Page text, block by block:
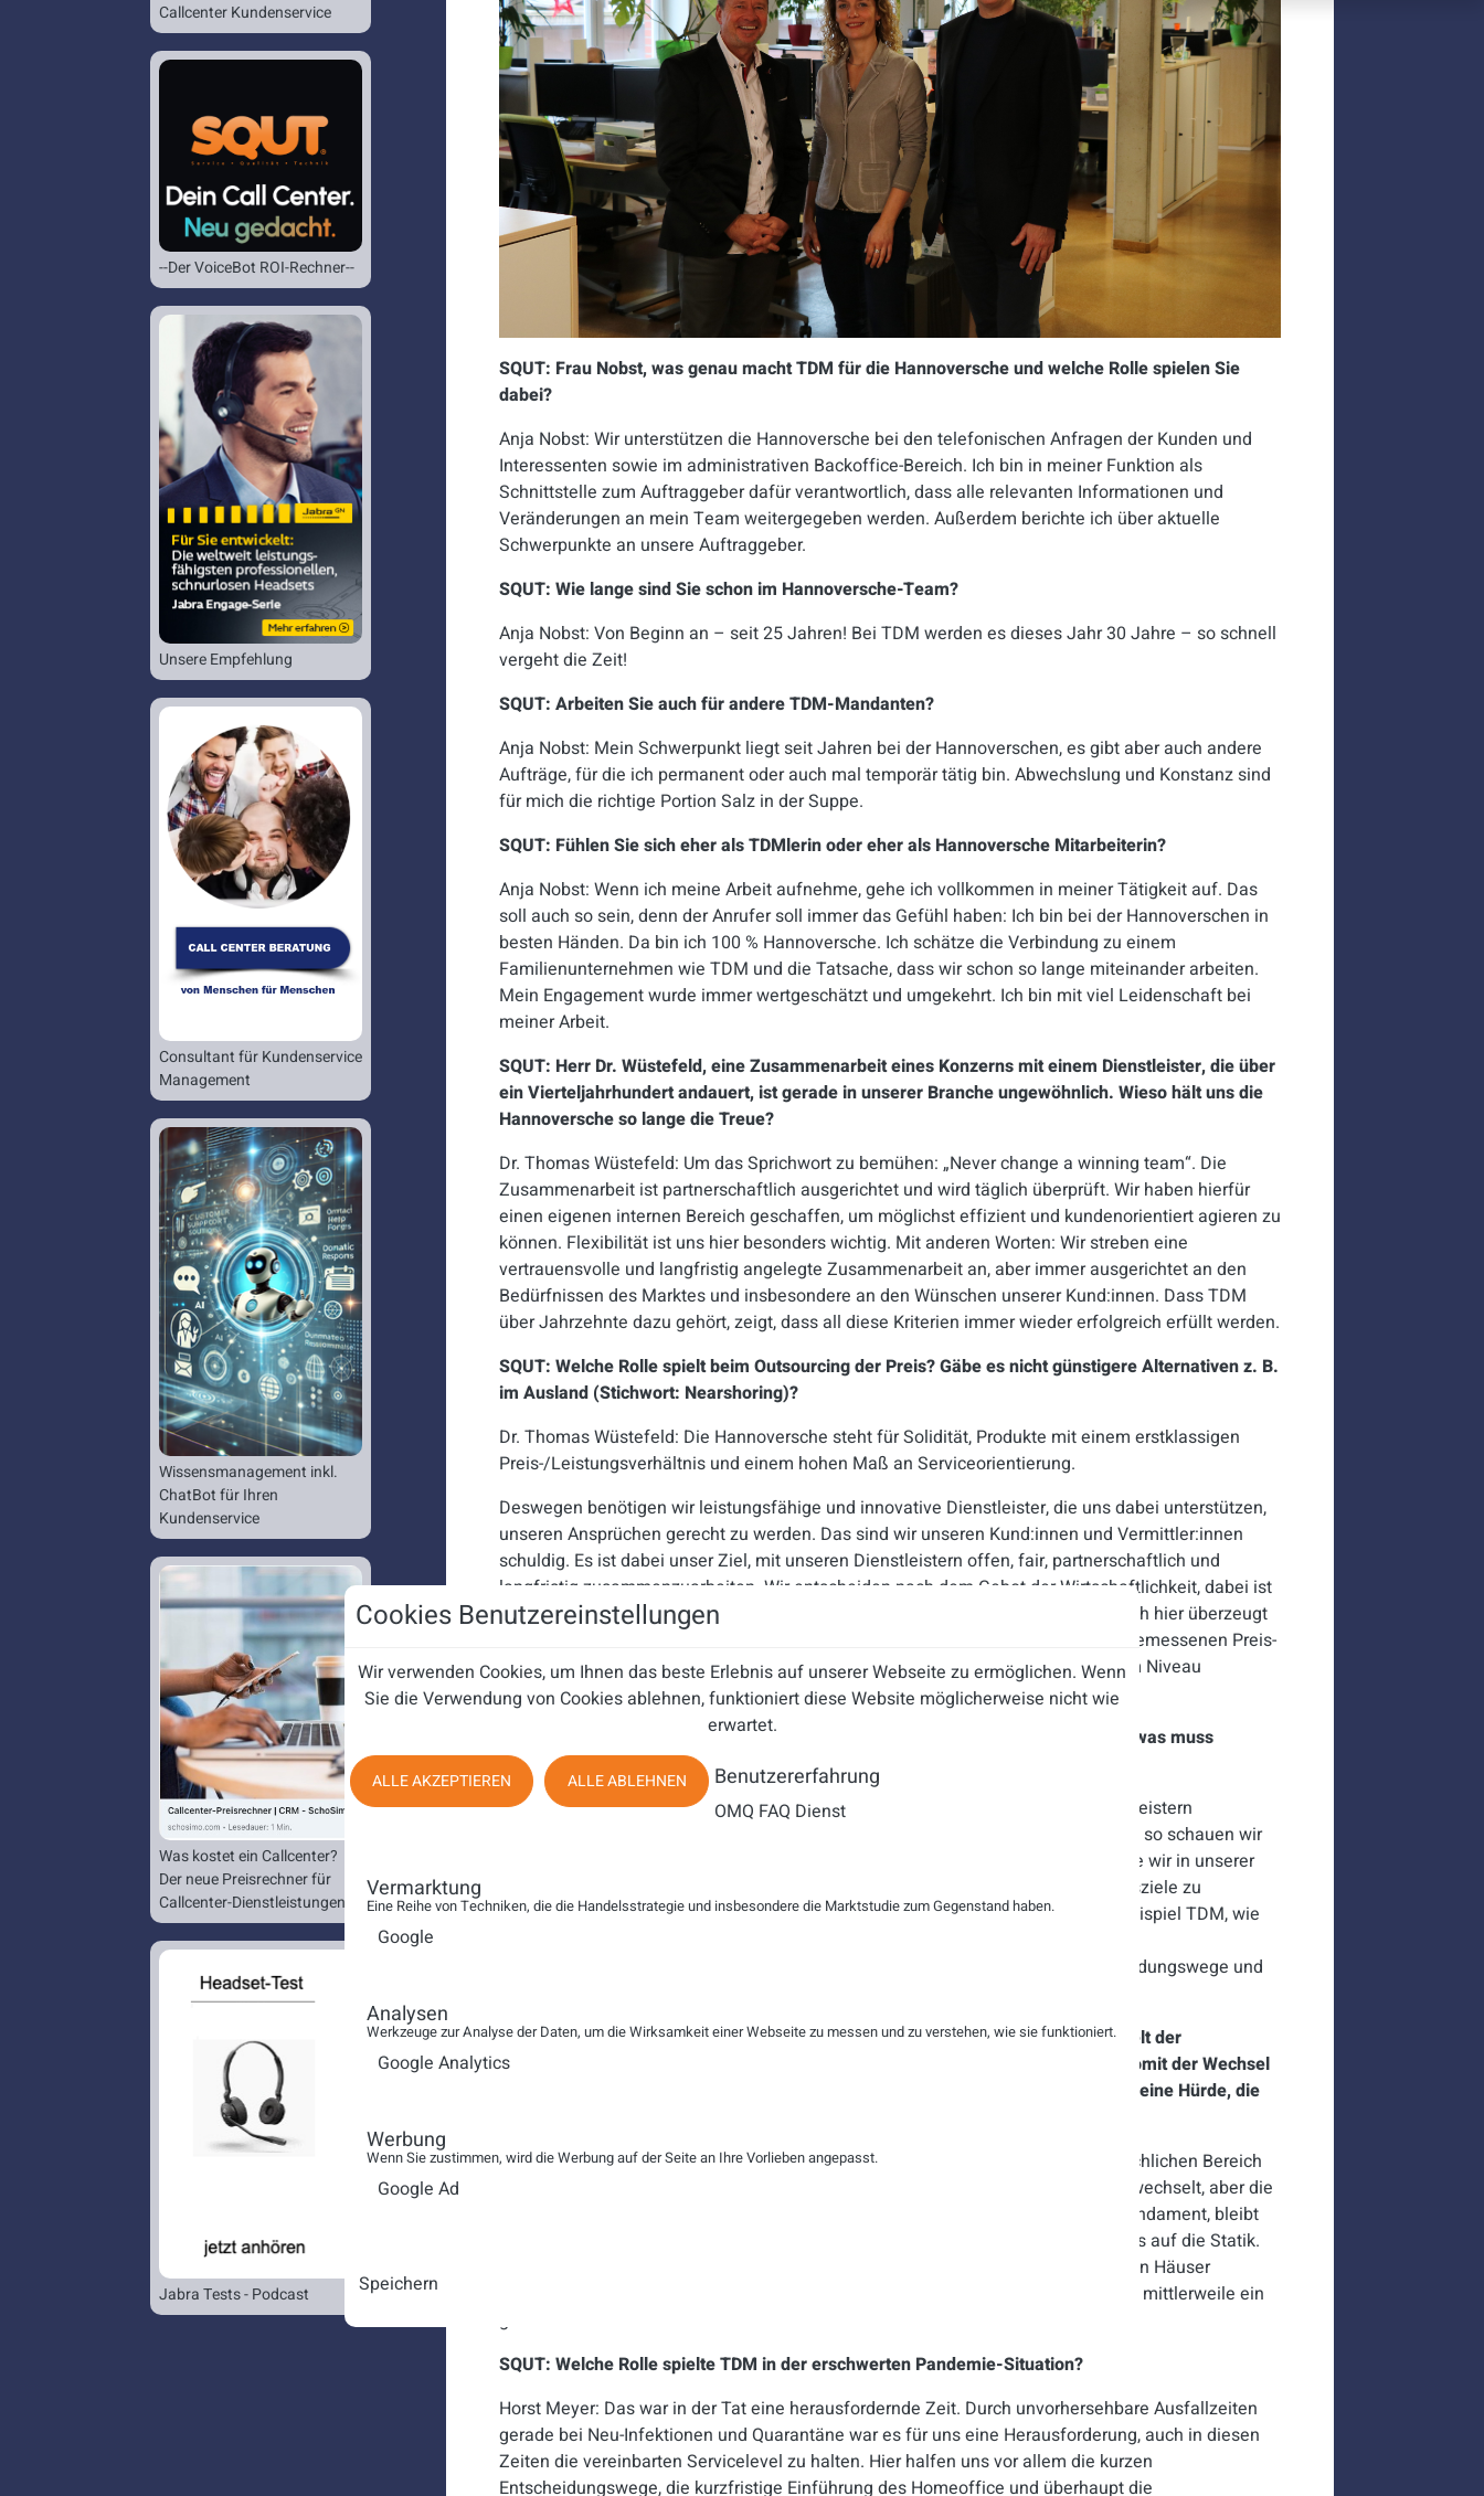
SQUT: Frau Nobst, was genau macht TDM für die Hannoversche und welche Rolle spielen Sie
dabei?
Anja Nobst: Wir unterstützen die Hannoversche bei den telefonischen Anfragen der Kunden und
Interessenten sowie im administrativen Backoffice-Bereich. Ich bin in meiner Funktion als
Schnittstelle zum Auftraggeber dafür verantwortlich, dass alle relevanten Informationen und
Veränderungen an mein Team weitergegeben werden. Außerdem berichte ich über aktuelle
Schwerpunkte an unsere Auftraggeber.
SQUT: Wie lange sind Sie schon im Hannoversche-Team?
Anja Nobst: Von Beginn an – seit 25 Jahren! Bei TDM werden es dieses Jahr 30 Jahre – so schnell
vergeht die Zeit!
SQUT: Arbeiten Sie auch für andere TDM-Mandanten?
Anja Nobst: Mein Schwerpunkt liegt seit Jahren bei der Hannoverschen, es gibt aber auch andere
Aufträge, für die ich permanent oder auch mal temporär tätig bin. Abwechslung und Konstanz sind
für mich die richtige Portion Salz in der Suppe.
SQUT: Fühlen Sie sich eher als TDMlerin oder eher als Hannoversche Mitarbeiterin?
Anja Nobst: Wenn ich meine Arbeit aufnehme, gehe ich vollkommen in meiner Tätigkeit auf. Das
soll auch so sein, denn der Anrufer soll immer das Gefühl haben: Ich bin bei der Hannoverschen in
besten Händen. Da bin ich 100 % Hannoversche. Ich schätze die Verbindung zu einem
Familienunternehmen wie TDM und die Tatsache, dass wir schon so lange miteinander arbeiten.
Mein Engagement wurde immer wertgeschätzt und umgekehrt. Ich bin mit viel Leidenschaft bei
meiner Arbeit.
SQUT: Herr Dr. Wüstefeld, eine Zusammenarbeit eines Konzerns mit einem Dienstleister, die über
ein Vierteljahrhundert andauert, ist gerade in unserer Branche ungewöhnlich. Wieso hält uns die
Hannoversche so lange die Treue?
Dr. Thomas Wüstefeld: Um das Sprichwort zu bemühen: „Never change a winning team“. Die
Zusammenarbeit ist partnerschaftlich ausgerichtet und wird täglich überprüft. Wir haben hierfür
einen eigenen internen Bereich geschaffen, um möglichst effizient und kundenorientiert agieren zu
können. Flexibilität ist uns hier besonders wichtig. Mit anderen Worten: Wir streben eine
vertrauensvolle und langfristig angelegte Zusammenarbeit an, aber immer ausgerichtet an den
Bedürfnissen des Marktes und insbesondere an den Wünschen unserer Kund:innen. Dass TDM
über Jahrzehnte dazu gehört, zeigt, dass all diese Kriterien immer wieder erfolgreich erfüllt werden.
SQUT: Welche Rolle spielt beim Outsourcing der Preis? Gäbe es nicht günstigere Alternativen z. B.
im Ausland (Stichwort: Nearshoring)?
Dr. Thomas Wüstefeld: Die Hannoversche steht für Solidität, Produkte mit einem erstklassigen
Preis-/Leistungsverhältnis und einem hohen Maß an Serviceorientierung.
Deswegen benötigen wir leistungsfähige und innovative Dienstleister, die uns dabei unterstützen,
unseren Ansprüchen gerecht zu werden. Das sind wir unseren Kund:innen und Vermittler:innen
schuldig. Es ist dabei unser Ziel, mit unseren Dienstleistern offen, fair, partnerschaftlich und
langfristig zusammenzuarbeiten. Wir entscheiden nach dem Gebot der Wirtschaftlichkeit, dabei ist
der Preis nicht das alleinige Argument, das Gesamtpaket muss stimmen. Und auch hier überzeugt
TDM über lange Jahre hinweg. Als qualitativ hochwertiger Partner mit einem angemessenen Preis-
Leistungs-Verhältnis liefert TDM gute Gründe, die Zusammenarbeit auf höchstem Niveau
fortzusetzen.
SQUT: Herr Meyer, steuern Sie neben TDM auch noch weitere Dienstleister und was muss
passieren, dass Sie diese in Frage stellen oder gar austauschen?
Horst Meyer: Als Leiter des Steuerungsteams arbeite ich eng mit diversen Dienstleistern
zusammen. Auch wenn wir eine langjährige enge Partnerschaft mit TDM pflegen, so schauen wir
uns als professionell agierender Versicherer immer wieder auf dem Markt um, wie wir in unserer
Kundenkommunikation tatkräftig unterstützt werden können, um unsere Vertriebsziele zu
übertreffen und unsere Kundenbeziehungen zu verbessern. Hier zeigt sich am Beispiel TDM, wie
urze Entscheidungswege und
SQUT: Eine große Rolle bei vertrauensvoller, erfolgreicher Zusammenarbeit spielt der
zwischenmenschliche Kontakt zwischen Auftraggeber und Dienstleister. Wäre somit der Wechsel
der Ansprechpartner (z. B. wegen Fluktuation) ein Showstopper oder zumindest eine Hürde, die
Horst Meyer: Absolut richtig! Die Chemie muss stimmen, auch im zwischenmenschlichen Bereich
der Ansprechpartner:innen. In über 25 Jahren haben diese natürlich auch mal gewechselt, aber die
Grundlage ist konstant geblieben. Das ist wie bei einem Hausbau: Stimmt das Fundament, bleibt
das Haus bei jedem Sturm stabil und kleine Veränderungen haben keinen Einfluss auf die Statik.
Wichtig ist: Dietmar und Anja sind seit Beginn der Zusammenarbeit unserer beiden Häuser
Uns verbindet mittlerweile ein
großes Maß an Vertrauen und freundschaftlicher Partnerschaft.
SQUT: Welche Rolle spielte TDM in der erschwerten Pandemie-Situation?
Horst Meyer: Das war in der Tat eine herausfordernde Zeit. Durch unvorhersehbare Ausfallzeiten
gerade bei Neu-Infektionen und Quarantäne war es für uns eine Herausforderung, auch in diesen
Zeiten die vereinbarten Servicelevel zu halten. Hier halfen uns vor allem die kurzen
Entscheidungswege, die kurzfristige Einführung des Homeoffice und überhaupt die
Callcenter Kundenservice
--Der VoiceBot ROI-Rechner--
Unsere Empfehlung
Consultant für Kundenservice
Management
Wissensmanagement inkl.
ChatBot für Ihren
Kundenservice
Was kostet ein Callcenter?
Der neue Preisrechner für
Callcenter-Dienstleistungen.
Jabra Tests - Podcast
Cookies Benutzereinstellungen
Wir verwenden Cookies, um Ihnen das beste Erlebnis auf unserer Webseite zu ermöglichen. Wenn
Sie die Verwendung von Cookies ablehnen, funktioniert diese Website möglicherweise nicht wie
erwartet.
ALLE AKZEPTIEREN ALLE ABLEHNEN Benutzererfahrung
OMQ FAQ Dienst
Vermarktung
Eine Reihe von Techniken, die die Handelsstrategie und insbesondere die Marktstudie zum Gegenstand haben.
Google
Analysen
Werkzeuge zur Analyse der Daten, um die Wirksamkeit einer Webseite zu messen und zu verstehen, wie sie funktioniert.
Google Analytics
Werbung
Wenn Sie zustimmen, wird die Werbung auf der Seite an Ihre Vorlieben angepasst.
Google Ad
Speichern